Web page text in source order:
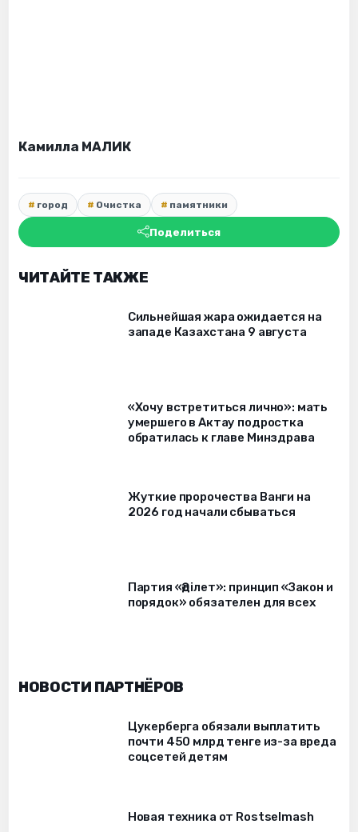
Камилла МАЛИК
город Очистка памятники
Поделиться
ЧИТАЙТЕ ТАКЖЕ
Сильнейшая жара ожидается на
западе Казахстана 9 августа
«Хочу встретиться лично»: мать
умершего в Актау подростка
обратилась к главе Минздрава
Жуткие пророчества Ванги на
2026 год начали сбываться
Партия «Әділет»: принцип «Закон и
порядок» обязателен для всех
НОВОСТИ ПАРТНЁРОВ
Цукерберга обязали выплатить
почти 450 млрд тенге из-за вреда
соцсетей детям
Новая техника от Rostselmash